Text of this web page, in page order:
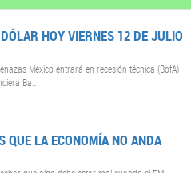
HOY VIERNES 12 DE JULIO
México entrará en recesión técnica (BofA)
Ba..
QUE LA ECONOMÍA NO ANDA